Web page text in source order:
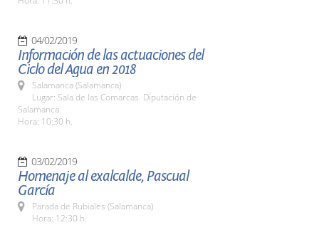
04/02/2019
Información de las actuaciones del
Ciclo del Agua en 2018
Salamanca (Salamanca)
Lugar: Sala de las Comarcas. Diputación de
Salamanca
Hora: 10:30 h.
03/02/2019
Homenaje al exalcalde, Pascual
García
Parada de Rubiales (Salamanca)
Hora: 12:30 h.